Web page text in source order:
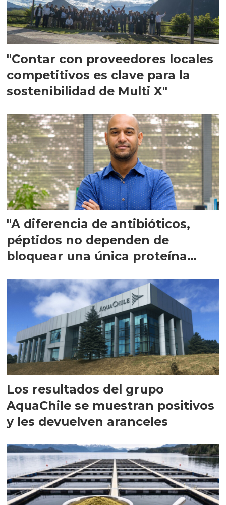
"Contar con proveedores locales
competitivos es clave para la
sostenibilidad de Multi X"
"A diferencia de antibióticos,
péptidos no dependen de
bloquear una única proteína
Los resultados del grupo
AquaChile se muestran positivos
y les devuelven aranceles